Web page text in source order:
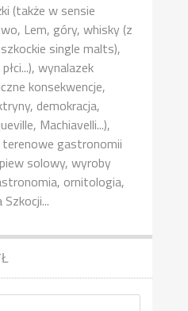
(także w sensie
Lem, góry, whisky (z
single malts),
wynalazek
konsekwencje,
demokracja,
Machiavelli...),
terenowe gastronomii
solowy, wyroby
ornitologia,